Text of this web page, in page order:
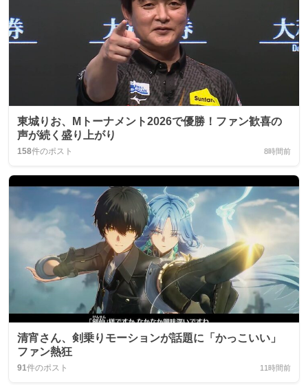
東城りお、Mトーナメント2026で優勝！ファン歓喜の
声が続く盛り上がり
158件のポスト 8時間前
清宵さん、剣乗りモーションが話題に「かっこいい」
ファン熱狂
91件のポスト 11時間前